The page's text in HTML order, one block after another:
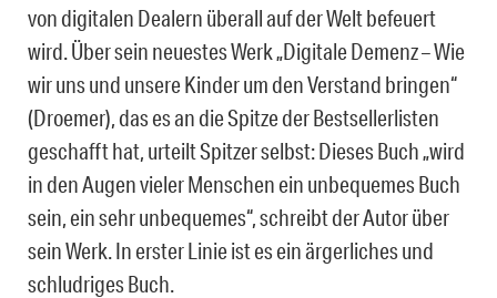
von digitalen Dealern überall auf der Welt befeuert
wird. Über sein neuestes Werk „Digitale Demenz – Wie
wir uns und unsere Kinder um den Verstand bringen“
(Droemer), das es an die Spitze der Bestsellerlisten
geschafft hat, urteilt Spitzer selbst: Dieses Buch „wird
in den Augen vieler Menschen ein unbequemes Buch
sein, ein sehr unbequemes“, schreibt der Autor über
sein Werk. In erster Linie ist es ein ärgerliches und
schludriges Buch.